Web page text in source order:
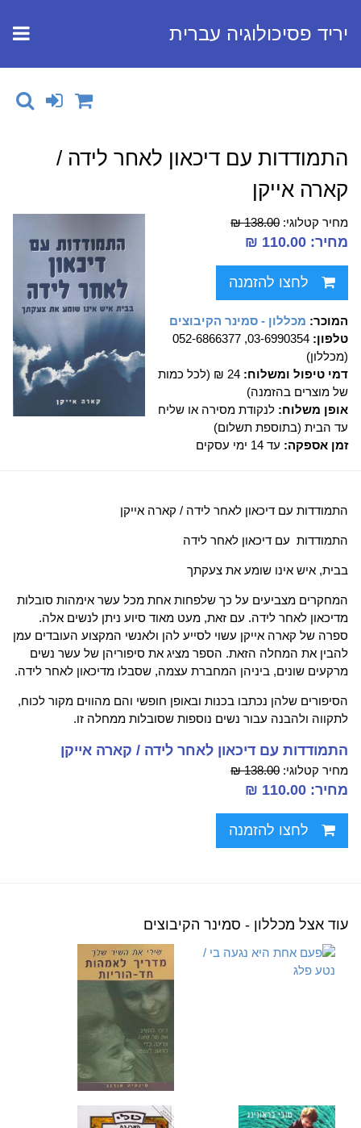
יריד פסיכולוגיה עברית
התמודדות עם דיכאון לאחר לידה /
קארה אייקן
מחיר קטלוגי: 138.00 ₪
מחיר: 110.00 ₪
לחצו להזמנה
המוכר: מכללון - סמינר הקיבוצים
טלפון:
03-6990354, 052-6866377
(מכללון)
דמי טיפול ומשלוח:
24 ₪ (לכל כמות
של מוצרים בהזמנה)
אופן משלוח: לנקודת מסירה או שליח
עד הבית (בתוספת תשלום)
זמן אספקה: עד 14 ימי עסקים
התמודדות עם דיכאון לאחר לידה / קארה אייקן
התמודדות עם דיכאון לאחר לידה
בבית, איש אינו שומע את צעקתך
המחקרים מצביעים על כך שלפחות אחת מכל עשר אימהות סובלות
מדיכאון לאחר לידה. עם זאת, מעט מאוד סיוע ניתן לנשים אלה.
ספרה של קארה אייקן עשוי לסייע להן ולאנשי המקצוע העובדים עמן
להבין את המחלה הזאת. הספר מציג את סיפוריהן של עשר נשים
מרקעים שונים, ביניהן המחברת עצמה, שסבלו מדיכאון לאחר לידה.
הסיפורים שלהן נכתבו בכנות ובאופן חופשי והם מהווים מקור לכוח,
לתקווה ולהבנה עבור נשים נוספות שסובלות ממחלה זו.
התמודדות עם דיכאון לאחר לידה / קארה אייקן
מחיר קטלוגי: 138.00 ₪
מחיר: 110.00 ₪
לחצו להזמנה
עוד אצל מכללון - סמינר הקיבוצים